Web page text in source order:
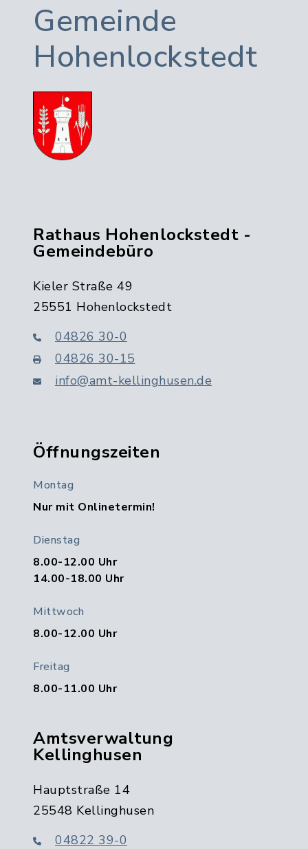
Gemeinde
Hohenlockstedt
Rathaus Hohenlockstedt -
Gemeindebüro
Kieler Straße 49
25551 Hohenlockstedt
04826 30-0
04826 30-15
info@amt-kellinghusen.de
Öffnungszeiten
Montag
Nur mit Onlinetermin!
Dienstag
8.00-12.00 Uhr
14.00-18.00 Uhr
Mittwoch
8.00-12.00 Uhr
Freitag
8.00-11.00 Uhr
Amtsverwaltung
Kellinghusen
Hauptstraße 14
25548 Kellinghusen
04822 39-0